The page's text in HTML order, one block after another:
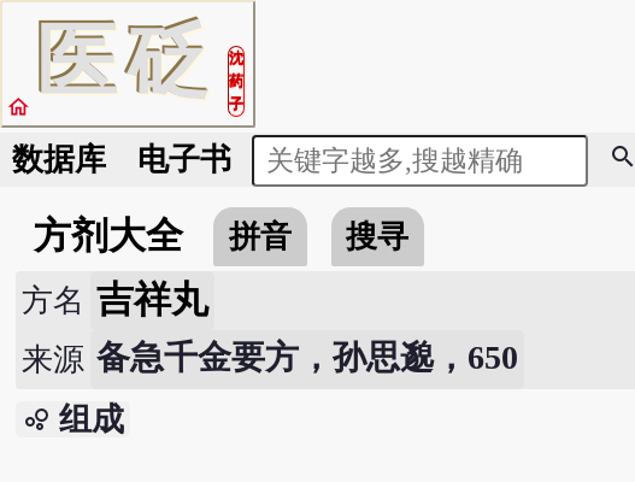
医砭
沈
药
子
home
数据库 电子书 search
方剂大全 拼音 搜寻
方名 吉祥丸
来源 备急千金要方，孙思邈，650
bubble_chart 组成